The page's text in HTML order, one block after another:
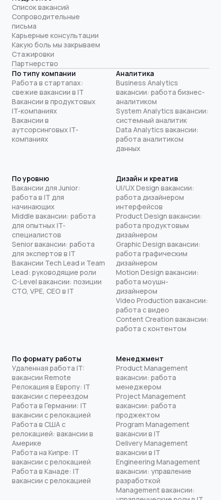
Список вакансий
Сопроводительные
письма
Карьерные консультации
Какую боль мы закрываем
Стажировки
Партнерство
По типу компании
Работа в стартапах:
свежие вакансии в IT
Вакансии в продуктовых
IT-компаниях
Вакансии в
аутсорсинговых IT-
компаниях
Аналитика
Business Analytics
вакансии: работа бизнес-
аналитиком
System Analytics вакансии:
системный аналитик
Data Analytics вакансии:
работа аналитиком
данных
По уровню
Вакансии для Junior:
работа в IT для
начинающих
Middle вакансии: работа
для опытных IT-
специалистов
Senior вакансии: работа
для экспертов в IT
Вакансии Tech Lead и Team
Lead: руководящие роли
C-Level вакансии: позиции
CTO, VPE, CEO в IT
Дизайн и креатив
UI/UX Design вакансии:
работа дизайнером
интерфейсов
Product Design вакансии:
работа продуктовым
дизайнером
Graphic Design вакансии:
работа графическим
дизайнером
Motion Design вакансии:
работа моушн-
дизайнером
Video Production вакансии:
работа с видео
Content Creation вакансии:
работа с контентом
По формату работы
Удаленная работа IT:
вакансии Remote
Релокация в Европу: IT
вакансии с переездом
Работа в Германии: IT
вакансии с релокацией
Работа в США с
релокацией: вакансии в
Америке
Работа на Кипре: IT
вакансии с релокацией
Работа в Канаде: IT
вакансии с релокацией
Менеджмент
Product Management
вакансии: работа
менеджером
Project Management
вакансии: работа
проджектом
Program Management
вакансии в IT
Delivery Management
вакансии в IT
Engineering Management
вакансии: управление
разработкой
Management вакансии: